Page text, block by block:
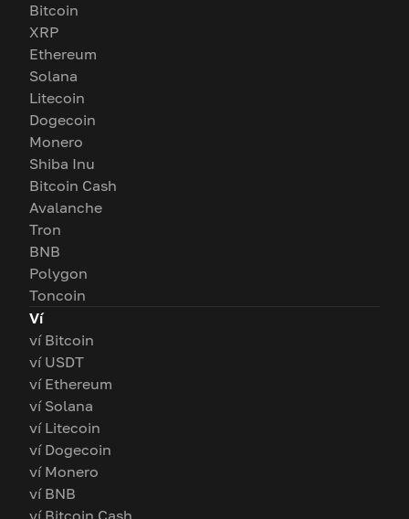
Bitcoin
XRP
Ethereum
Solana
Litecoin
Dogecoin
Monero
Shiba Inu
Bitcoin Cash
Avalanche
Tron
BNB
Polygon
Toncoin
Ví
ví Bitcoin
ví USDT
ví Ethereum
ví Solana
ví Litecoin
ví Dogecoin
ví Monero
ví BNB